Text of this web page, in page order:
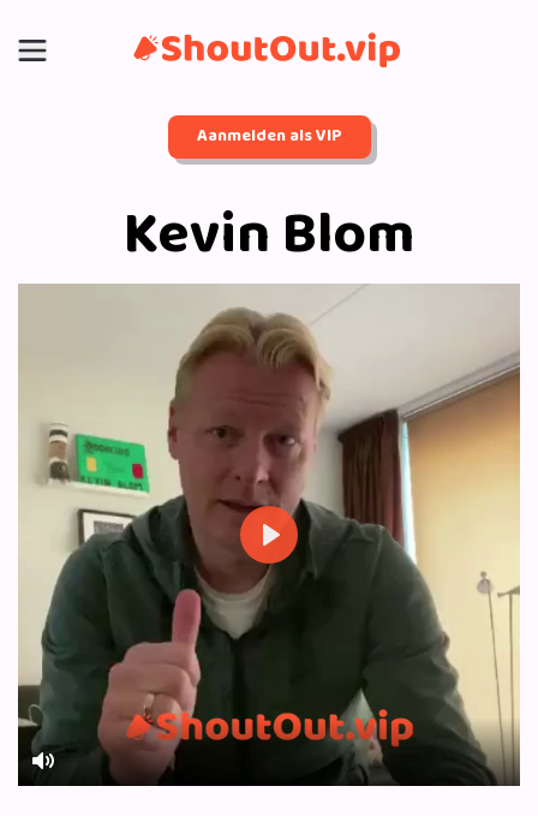
Aanmelden als VIP
Kevin Blom
Mute
Play